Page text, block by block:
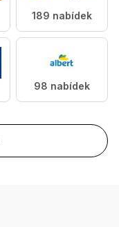
189 nabídek
98 nabídek